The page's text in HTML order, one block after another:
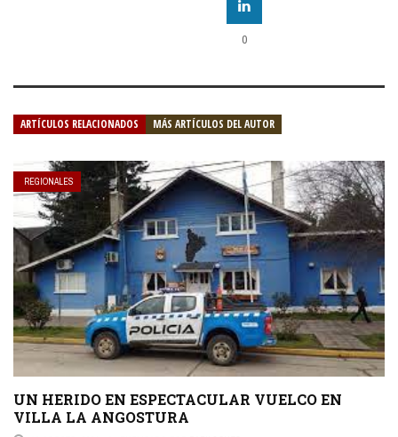
0
ARTÍCULOS RELACIONADOS MÁS ARTÍCULOS DEL AUTOR
REGIONALES
UN HERIDO EN ESPECTACULAR VUELCO EN
VILLA LA ANGOSTURA